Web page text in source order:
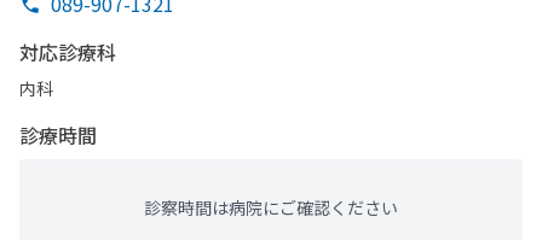
対応診療科
内科
診療時間
診察時間は病院にご確認ください